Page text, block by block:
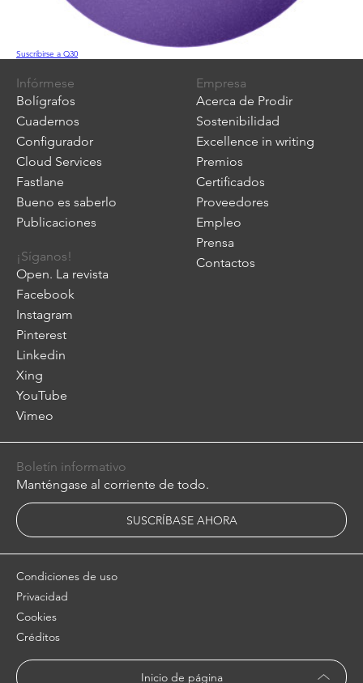
Suscribirse a Q30
Infórmese
Bolígrafos
Cuadernos
Configurador
Cloud Services
Fastlane
Bueno es saberlo
Publicaciones
Empresa
Acerca de Prodir
Sostenibilidad
Excellence in writing
Premios
Certificados
Proveedores
Empleo
Prensa
Contactos
¡Síganos!
Open. La revista
Facebook
Instagram
Pinterest
Linkedin
Xing
YouTube
Vimeo
Boletín informativo
Manténgase al corriente de todo.
SUSCRÍBASE AHORA
Inicio de página
Condiciones de uso
Privacidad
Cookies
Créditos